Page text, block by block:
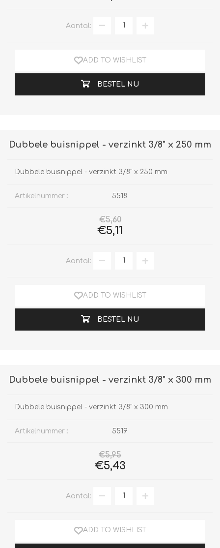
Aantal:
ADD TO WISHLIST
BESTEL NU
Dubbele buisnippel - verzinkt 3/8" x 250 mm
Dubbele buisnippel - verzinkt 3/8" x 250 mm
Artikelnummer:: 5518
€5,60
€5,11
Aantal:
ADD TO WISHLIST
BESTEL NU
Dubbele buisnippel - verzinkt 3/8" x 300 mm
Dubbele buisnippel - verzinkt 3/8" x 300 mm
Artikelnummer:: 5519
€5,95
€5,43
Aantal:
ADD TO WISHLIST